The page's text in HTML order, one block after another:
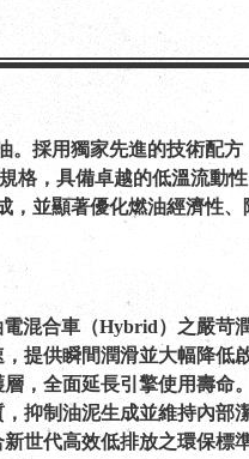
採用獨家先進的技術配
格，具備卓越的低溫流動
並顯著優化燃油經濟性
混合車（Hybrid）之嚴苛
提供瞬間潤滑並大幅降低
，全面延長引擎使用壽命。
抑制油泥生成並維持內部潔
世代高效低排放之環保標準